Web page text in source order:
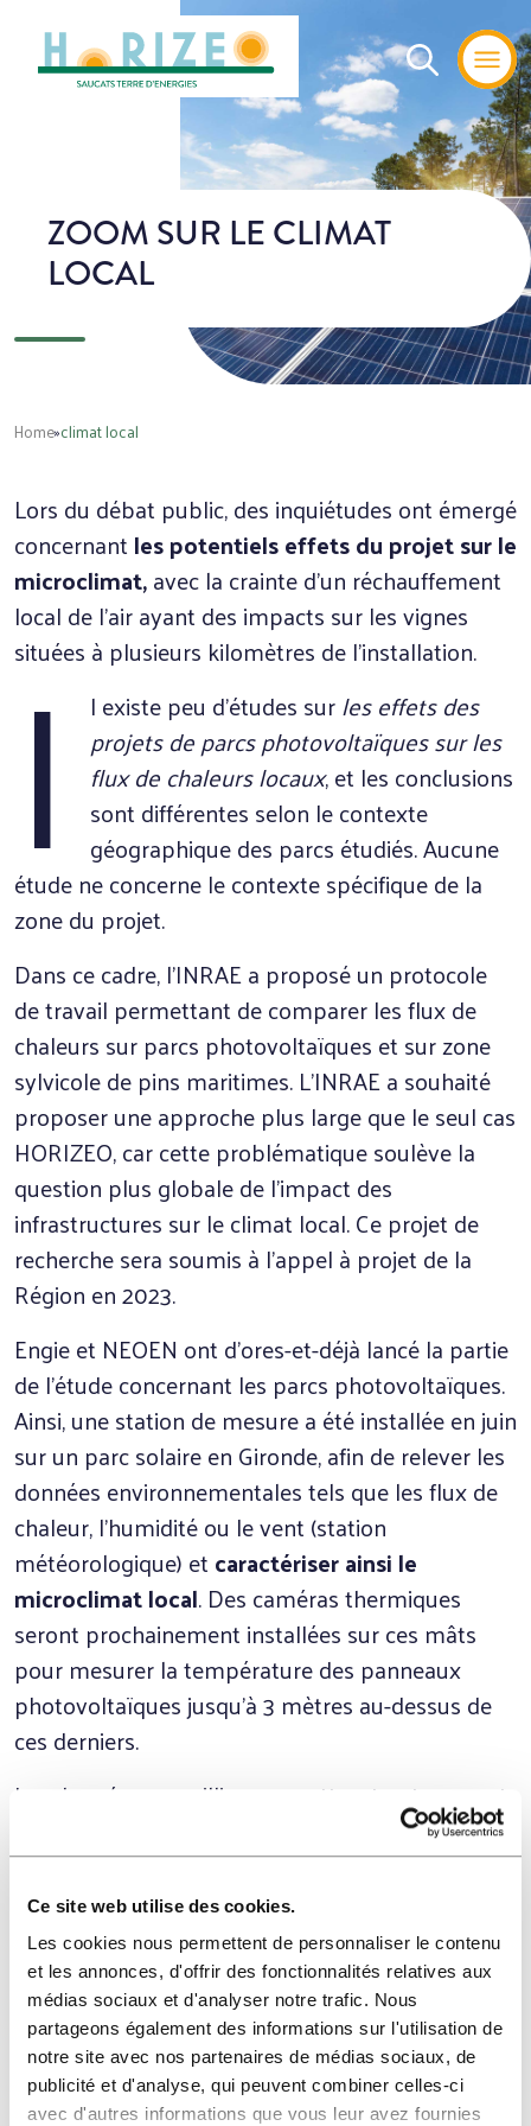
Ce site web utilise des cookies.
Les cookies nous permettent de personnaliser le contenu
et les annonces, d'offrir des fonctionnalités relatives aux
médias sociaux et d'analyser notre trafic. Nous
partageons également des informations sur l'utilisation de
notre site avec nos partenaires de médias sociaux, de
publicité et d'analyse, qui peuvent combiner celles-ci
avec d'autres informations que vous leur avez fournies
ZOOM SUR LE CLIMAT
LOCAL
Home»climat local
Lors du débat public, des inquiétudes ont émergé
concernantles potentiels effets du projet sur le
microclimat,avec la crainte d’un réchauffement
local de l’air ayant des impacts sur les vignes
situées à plusieurs kilomètres de l’installation.
I l existe peu d’études surles effets des
projets de parcs photovoltaïques sur les
flux de chaleurs locaux, et les conclusions
sont différentes selon le contexte
géographique des parcs étudiés. Aucune
étude ne concerne le contexte spécifique de la
zone du projet.
Dans ce cadre, l’INRAE a proposé un protocole
de travail permettant de comparer les flux de
chaleurs sur parcs photovoltaïques et sur zone
sylvicole de pins maritimes. L’INRAE a souhaité
proposer une approche plus large que le seul cas
HORIZEO, car cette problématique soulève la
question plus globale de l’impact des
infrastructures sur le climat local. Ce projet de
recherche sera soumis à l’appel à projet de la
Région en 2023.
Engie et NEOEN ont d’ores-et-déjà lancé la partie
de l’étude concernant les parcs photovoltaïques.
Ainsi, une station de mesure a été installée en juin
sur un parc solaire en Gironde, afin de relever les
données environnementales tels que les flux de
chaleur, l’humidité ou le vent (station
météorologique) etcaractériser ainsi le
microclimat local. Des caméras thermiques
seront prochainement installées sur ces mâts
pour mesurer la température des panneaux
photovoltaïques jusqu’à 3 mètres au-dessus de
ces derniers.
Les données recueillies permettront notamment
aux chercheurs de l’INRAE de réaliser une
analyse comparative des flux de chaleurs entre le
site du projet et une forêt de Pins, avec des
premiers résultats attendus pour la fin de l’année
2022.
Les données relatives aux zones sylvicoles
proviennent de sites sur lesquels l’INRAEdispose
déjà de stations de mesures identiques dans le